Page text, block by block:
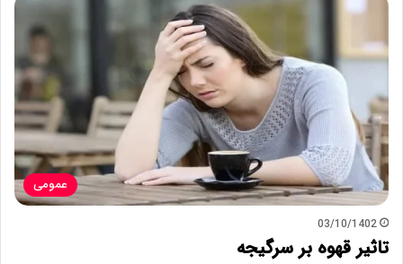
عمومی
03/10/1402
تاثیر قهوه بر سرگیجه